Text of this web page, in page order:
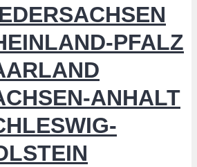
PFALZ
ANHALT